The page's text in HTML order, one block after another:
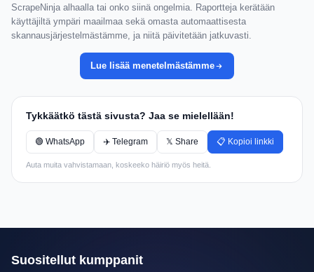
ScrapeNinja alhaalla tai onko siinä ongelmia. Raportteja kerätään
käyttäjiltä ympäri maailmaa sekä omasta automaattisesta
skannausjärjestelmästämme, ja niitä päivitetään jatkuvasti.
Lue lisää menetelmästämme
Tykkäätkö tästä sivusta? Jaa se mielellään!
🟢 WhatsApp ✈️ Telegram 𝕏 Share 📋 Kopioi linkki
Auta muita vahvistamaan, koskeeko häiriö myös heitä.
Suositellut kumppanit